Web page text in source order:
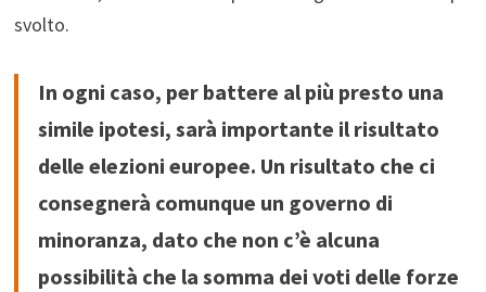
svolto.
In ogni caso, per battere al più presto una
simile ipotesi, sarà importante il risultato
delle elezioni europee. Un risultato che ci
consegnerà comunque un governo di
minoranza, dato che non c’è alcuna
possibilità che la somma dei voti delle forze